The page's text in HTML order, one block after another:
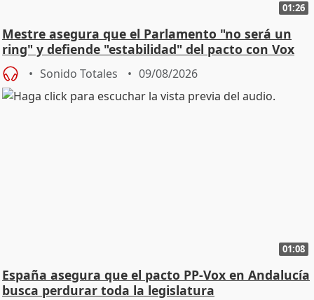
01:26
Mestre asegura que el Parlamento "no será un
ring" y defiende "estabilidad" del pacto con Vox
Sonido Totales 09/08/2026
01:08
España asegura que el pacto PP-Vox en Andalucía
busca perdurar toda la legislatura